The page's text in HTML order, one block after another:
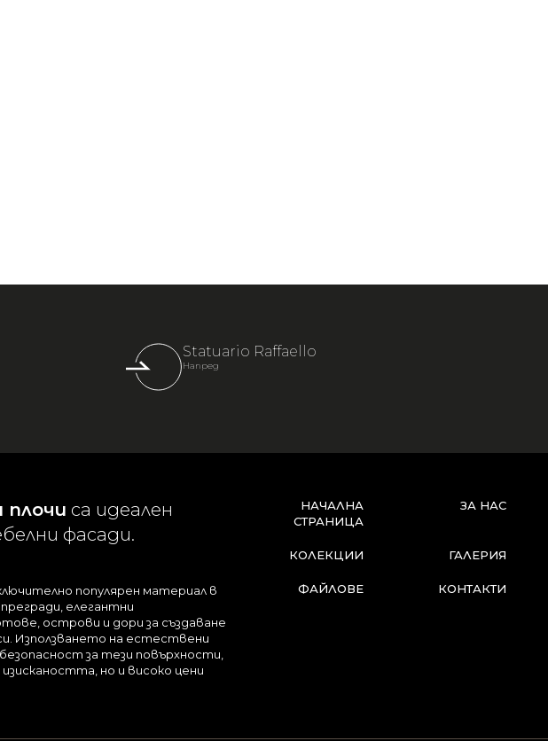
Statuario Raffaello
Напред
плочи са идеален
фасади.
популярен материал в
елегантни
острови и дори за създаване
Използването на естествени
за тези повърхности,
но и високо цени
НАЧАЛНА
СТРАНИЦА
ЗА НАС
КОЛЕКЦИИ ГАЛЕРИЯ
ФАЙЛОВЕ КОНТАКТИ